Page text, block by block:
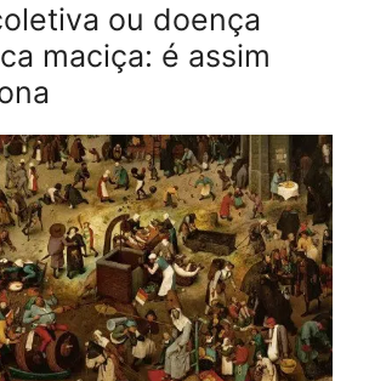
ou doença
maciça: é assim